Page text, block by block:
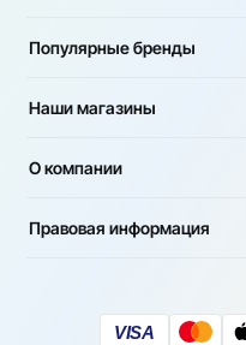
Популярные бренды
Наши магазины
О компании
Правовая информация
VISA